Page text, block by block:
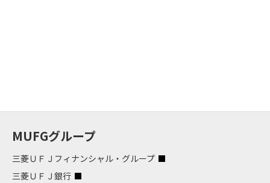
MUFGグループ
三菱ＵＦＪフィナンシャル・グループ
三菱ＵＦＪ銀行